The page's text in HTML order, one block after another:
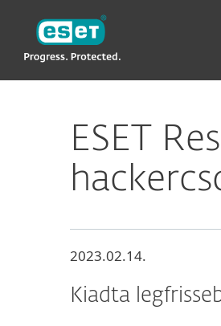
ESET
2023.02.14.
Kiadta
ESET